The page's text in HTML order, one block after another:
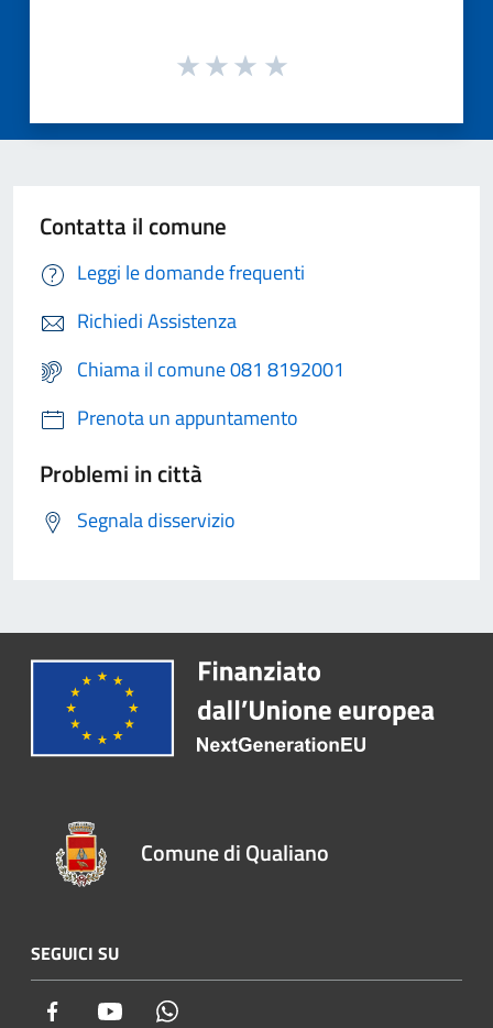
Contatta il comune
Leggi le domande frequenti
Richiedi Assistenza
Chiama il comune 081 8192001
Prenota un appuntamento
Problemi in città
Segnala disservizio
Comune di Qualiano
SEGUICI SU
Facebook Youtube